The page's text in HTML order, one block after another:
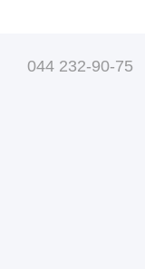
044 232-90-75